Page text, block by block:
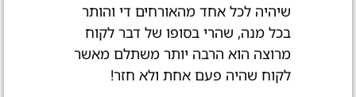
שיהיה לכל אחד מהאורחים די והותר
בכל מנה, שהרי בסופו של דבר לקוח
מרוצה הוא הרבה יותר משתלם מאשר
לקוח שהיה פעם אחת ולא חזר!